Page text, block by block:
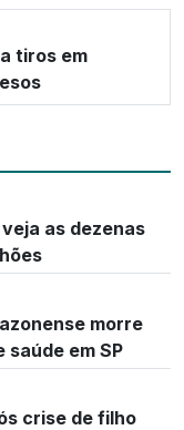
tiros em
as dezenas
morre
saúde em SP
crise de filho